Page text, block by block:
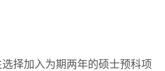
择加入为期两年的硕士预科项